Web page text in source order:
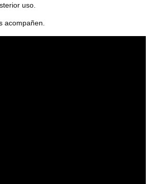
uso.
acompañen.